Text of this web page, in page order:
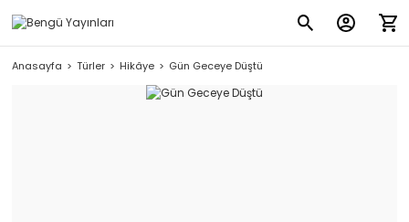
Anasayfa Türler Hikâye Gün Geceye Düştü